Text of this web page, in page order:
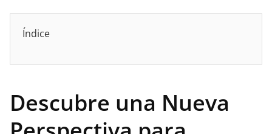
Índice
Descubre una Nueva